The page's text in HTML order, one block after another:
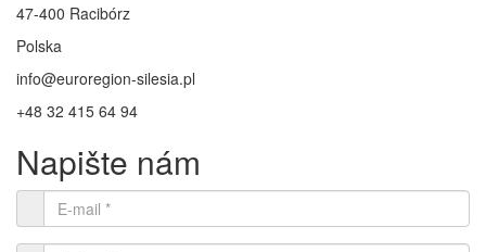
47-400 Racibórz
Polska
info@euroregion-silesia.pl
+48 32 415 64 94
Napište nám